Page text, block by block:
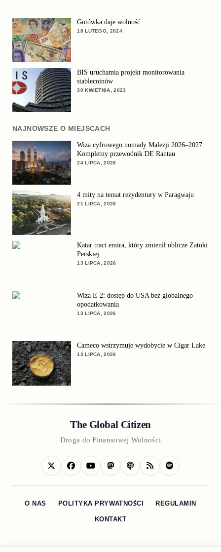
Gotówka daje wolność
18 LUTEGO, 2024
BIS uruchamia projekt monitorowania
stablecoinów
30 KWIETNIA, 2023
NAJNOWSZE O MIEJSCACH
Wiza cyfrowego nomady Malezji 2026–2027:
Kompletny przewodnik DE Rantau
24 LIPCA, 2026
4 mity na temat rezydentury w Paragwaju
21 LIPCA, 2026
Katar traci emira, który zmienił oblicze Zatoki
Perskiej
13 LIPCA, 2026
Wiza E-2: dostęp do USA bez globalnego
opodatkowania
13 LIPCA, 2026
Cameco wstrzymuje wydobycie w Cigar Lake
13 LIPCA, 2026
The Global Citizen
Droga do Finansowej Wolności
O NAS POLITYKA PRYWATNOŚCI REGULAMIN
KONTAKT